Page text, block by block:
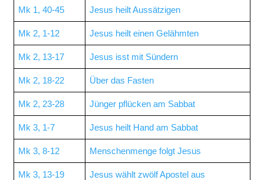
Mk 1, 40-45 Jesus heilt Aussätzigen
Mk 2, 1-12 Jesus heilt einen Gelähmten
Mk 2, 13-17 Jesus isst mit Sündern
Mk 2, 18-22 Über das Fasten
Mk 2, 23-28 Jünger pflücken am Sabbat
Mk 3, 1-7 Jesus heilt Hand am Sabbat
Mk 3, 8-12 Menschenmenge folgt Jesus
Mk 3, 13-19 Jesus wählt zwölf Apostel aus